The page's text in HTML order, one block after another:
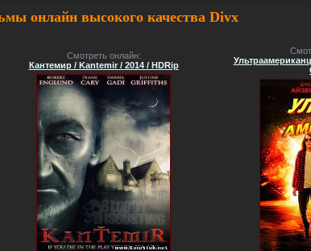
онлайн высокого качества Divx
Смотреть онлайн:
Кантемир / Kantemir / 2014 / HDRip